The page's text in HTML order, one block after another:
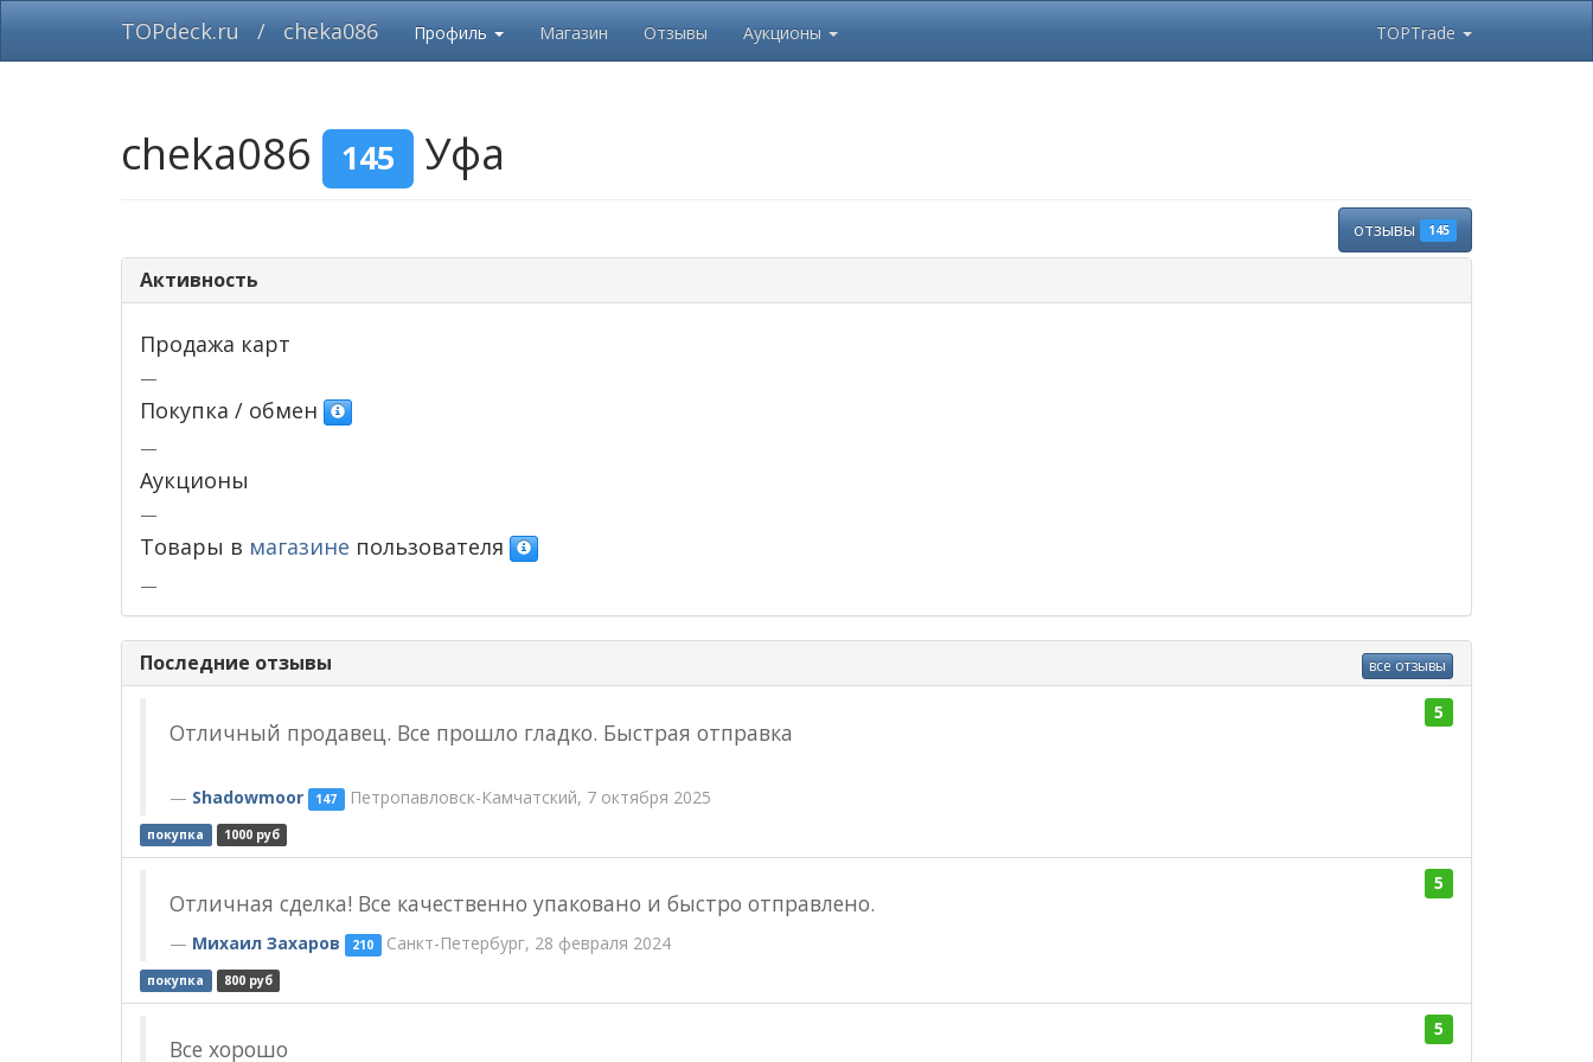
TOPdeck.ru / cheka086 Профиль Магазин Отзывы Аукционы TOPTrade
cheka086 145 Уфа
отзывы 145
Активность
Продажа карт
—
Покупка / обмен
—
Аукционы
—
Товары в магазине пользователя
—
Последние отзывы все отзывы
5
Отличный продавец. Все прошло гладко. Быстрая отправка
Shadowmoor 147 Петропавловск-Камчатский, 7 октября 2025
покупка 1000 руб
5
Отличная сделка! Все качественно упаковано и быстро отправлено.
Михаил Захаров 210 Санкт-Петербург, 28 февраля 2024
покупка 800 руб
5
Все хорошо